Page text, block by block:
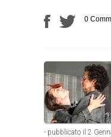
0
- pubblicato il 2